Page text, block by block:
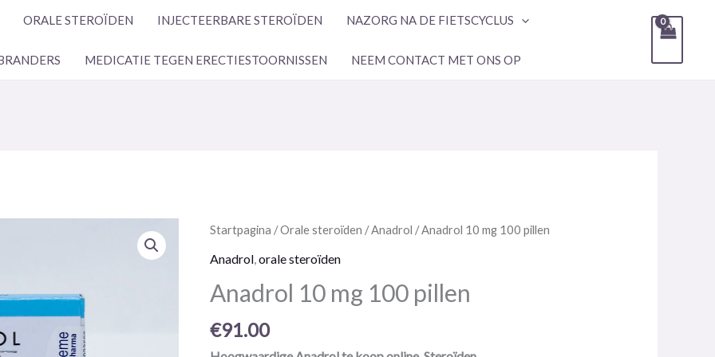
ORALE STEROÏDEN INJECTEERBARE STEROÏDEN NAZORG NA DE FIETSCYCLUS
MEDICATIE TEGEN ERECTIESTOORNISSEN NEEM CONTACT MET ONS OP
Startpagina /Orale steroïden /Anadrol / Anadrol 10 mg 100 pillen
Anadrol,orale steroïden
Anadrol 10 mg 100 pillen
€91.00
Anadrol
100